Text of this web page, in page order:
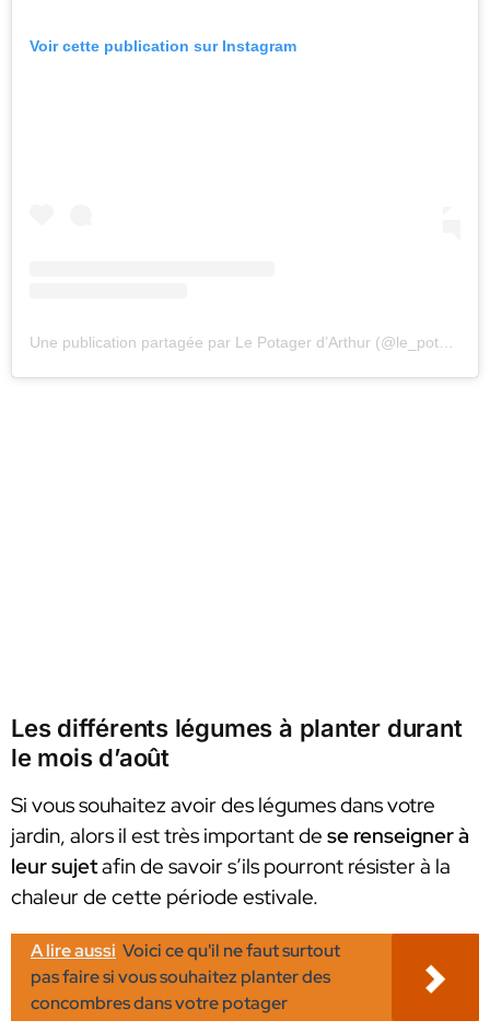
Voir cette publication sur Instagram
Une publication partagée par Le Potager d’Arthur (@le_potager_darthur)
Les différents légumes à planter durant
le mois d’août
Si vous souhaitez avoir des légumes dans votre
jardin, alors il est très important de se renseigner à
leur sujetafin de savoir s’ils pourront résister à la
chaleur de cette période estivale.
A lire aussi Voici ce qu'il ne faut surtout
pas faire si vous souhaitez planter des
concombres dans votre potager